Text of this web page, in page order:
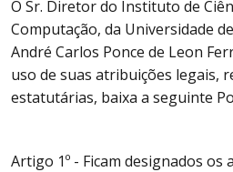
O Sr. Diretor do Instituto de
Computação, da Universidade
André Carlos Ponce de Leon
uso de suas atribuições legais,
estatutárias, baixa a seguinte
Artigo 1º - Ficam designados os